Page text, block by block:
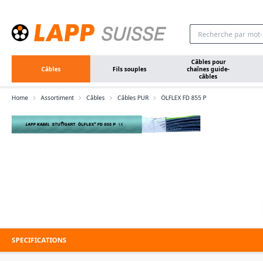
Câbles Fils souples
Câbles pour
chaînes guide-
câbles
Home Assortiment Câbles Câbles PUR ÖLFLEX FD 855 P
SPECIFICATIONS